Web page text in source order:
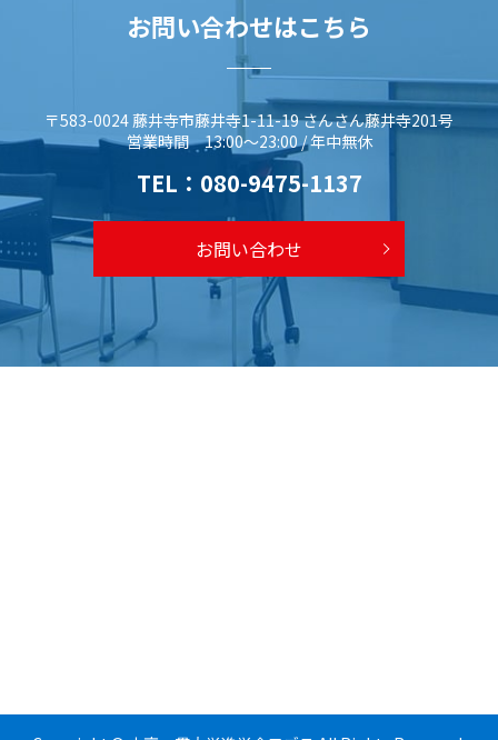
お問い合わせはこちら
〒583-0024 藤井寺市藤井寺1-11-19 さんさん藤井寺201号
営業時間 13:00～23:00 / 年中無休
TEL： 080-9475-1137
お問い合わせ